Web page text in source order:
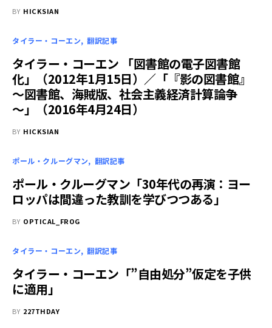
BY HICKSIAN
タイラー・コーエン 翻訳記事
タイラー・コーエン 「図書館の電子図書館
化」（2012年1月15日）／「『影の図書館』
～図書館、海賊版、社会主義経済計算論争
～」（2016年4月24日）
BY HICKSIAN
ポール・クルーグマン 翻訳記事
ポール・クルーグマン「30年代の再演：ヨー
ロッパは間違った教訓を学びつつある」
BY OPTICAL_FROG
タイラー・コーエン 翻訳記事
タイラー・コーエン「”自由処分”仮定を子供
に適用」
BY 227THDAY